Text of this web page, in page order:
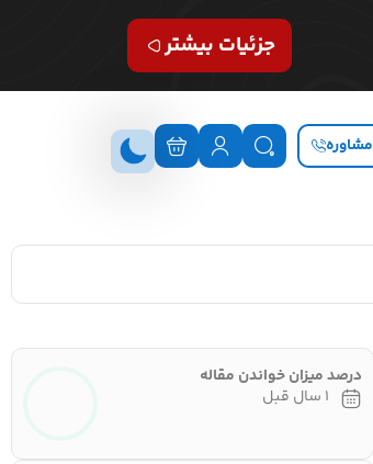
جزئیات بیشتر
مشاوره
درصد میزان خواندن مقاله
۱ سال قبل